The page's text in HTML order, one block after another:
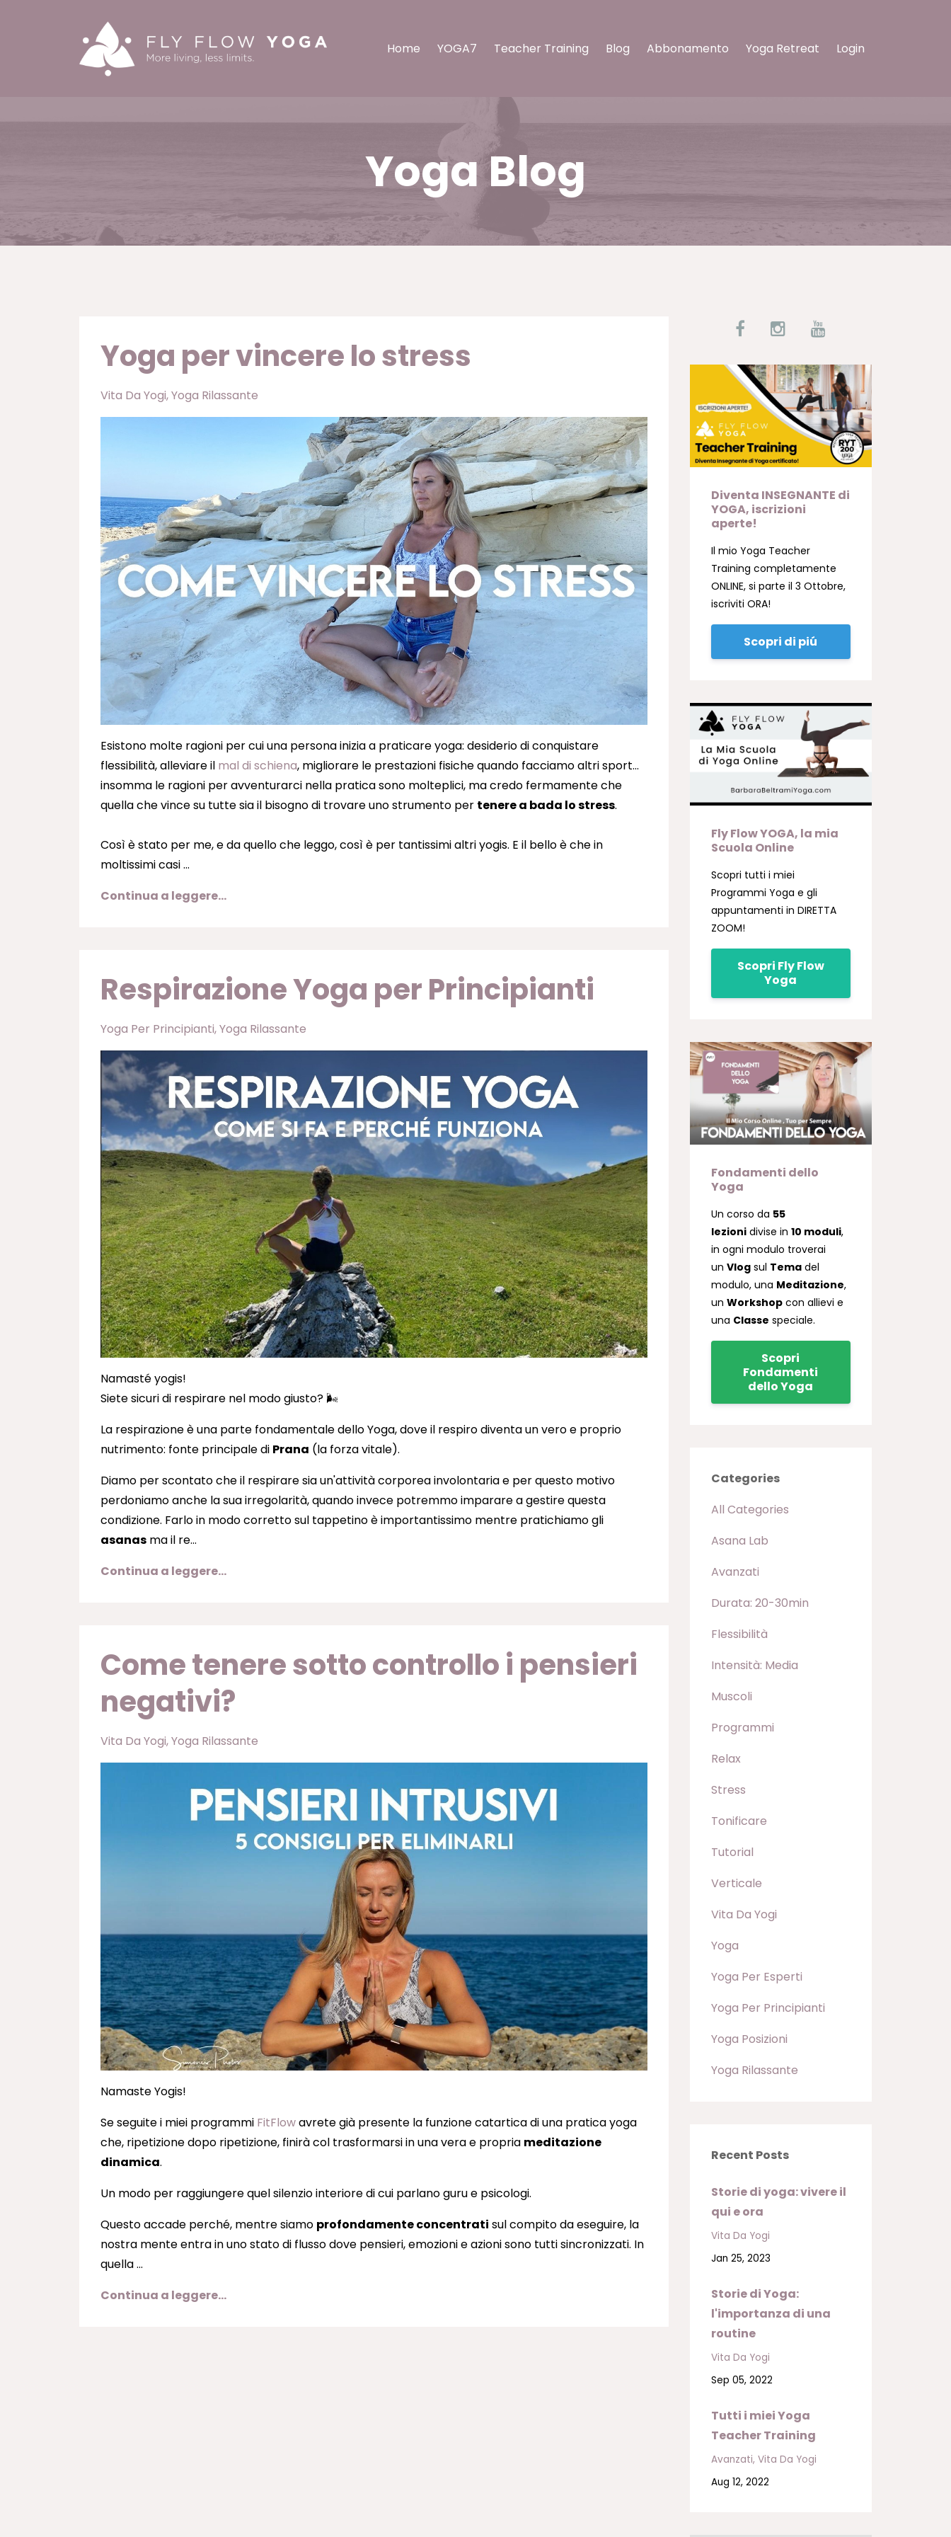
Home YOGA7 Teacher Training Blog Abbonamento Yoga Retreat Login
Yoga Blog
Yoga per vincere lo stress
Vita Da Yogi Yoga Rilassante
Esistono molte ragioni per cui una persona inizia a praticare yoga: desiderio di conquistare
flessibilità, alleviare il mal di schiena, migliorare le prestazioni fisiche quando facciamo altri sport…
insomma le ragioni per avventurarci nella pratica sono molteplici, ma credo fermamente che
quella che vince su tutte sia il bisogno di trovare uno strumento per tenere a bada lo stress.
Così è stato per me, e da quello che leggo, così è per tantissimi altri yogis. E il bello è che in
moltissimi casi ...
Continua a leggere...
Respirazione Yoga per Principianti
Yoga Per Principianti Yoga Rilassante
Namasté yogis!
Siete sicuri di respirare nel modo giusto? 🌬️
La respirazione è una parte fondamentale dello Yoga, dove il respiro diventa un vero e proprio
nutrimento: fonte principale di Prana (la forza vitale).
Diamo per scontato che il respirare sia un'attività corporea involontaria e per questo motivo
perdoniamo anche la sua irregolarità, quando invece potremmo imparare a gestire questa
condizione. Farlo in modo corretto sul tappetino è importantissimo mentre pratichiamo gli
asanas ma il re...
Continua a leggere...
Come tenere sotto controllo i pensieri
negativi?
Vita Da Yogi Yoga Rilassante
Namaste Yogis!
Se seguite i miei programmi FitFlowavrete già presente la funzione catartica di una pratica yoga
che, ripetizione dopo ripetizione, finirà col trasformarsi in una vera e propria meditazione
dinamica.
Un modo per raggiungere quel silenzio interiore di cui parlano guru e psicologi.
Questo accade perché, mentre siamo profondamente concentrati sul compito da eseguire, la
nostra mente entra in uno stato di flusso dove pensieri, emozioni e azioni sono tutti sincronizzati. In
quella ...
Continua a leggere...
Diventa INSEGNANTE di
YOGA, iscrizioni
aperte!
Il mio Yoga Teacher
Training completamente
ONLINE, si parte il 3 Ottobre,
iscriviti ORA!
Scopri di piú
Fly Flow YOGA, la mia
Scuola Online
Scopri tutti i miei
Programmi Yoga e gli
appuntamenti in DIRETTA
ZOOM!
Scopri Fly Flow
Yoga
Fondamenti dello
Yoga
Un corso da 55
lezionidivise in 10 moduli,
in ogni modulo troverai
un Vlogsul Temadel
modulo, una Meditazione,
un Workshopcon allievi e
una Classe speciale.
Scopri
Fondamenti
dello Yoga
Categories
All Categories
Asana Lab
Avanzati
Durata: 20-30min
Flessibilità
Intensità: Media
Muscoli
Programmi
Relax
Stress
Tonificare
Tutorial
Verticale
Vita Da Yogi
Yoga
Yoga Per Esperti
Yoga Per Principianti
Yoga Posizioni
Yoga Rilassante
Recent Posts
Storie di yoga: vivere il
qui e ora
Vita Da Yogi
Jan 25, 2023
Storie di Yoga:
l'importanza di una
routine
Vita Da Yogi
Sep 05, 2022
Tutti i miei Yoga
Teacher Training
Avanzati Vita Da Yogi
Aug 12, 2022